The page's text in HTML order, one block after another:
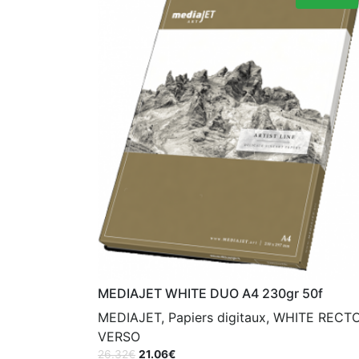
MEDIAJET WHITE DUO A4 230gr 50f
MEDIAJET, Papiers digitaux, WHITE
VERSO
26.32€ 21.06€